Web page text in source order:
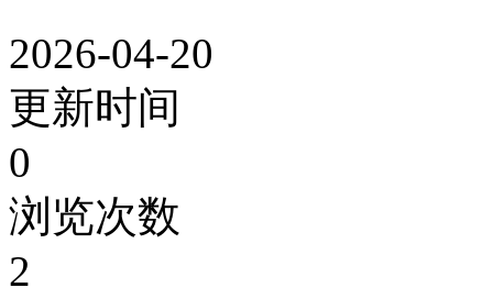
2026-04-20
更新时间
0
浏览次数
2